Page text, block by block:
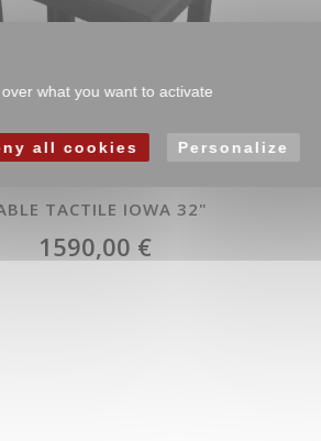
TACTILE IOWA 32"
1590,00 €
what you want to activate
all cookies Personalize